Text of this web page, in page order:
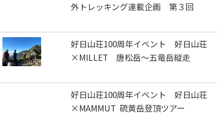
外トレッキング連載企画 第３回
好日山荘100周年イベント 好日山荘
×MILLET 唐松岳～五竜岳縦走
好日山荘100周年イベント 好日山荘
×MAMMUT 硫黄岳登頂ツアー